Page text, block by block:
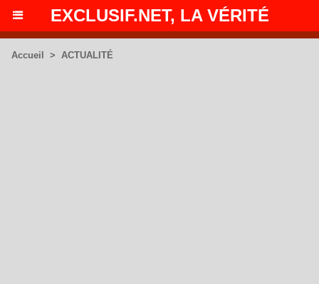
EXCLUSIF.NET, LA VÉRITÉ
Accueil > ACTUALITÉ